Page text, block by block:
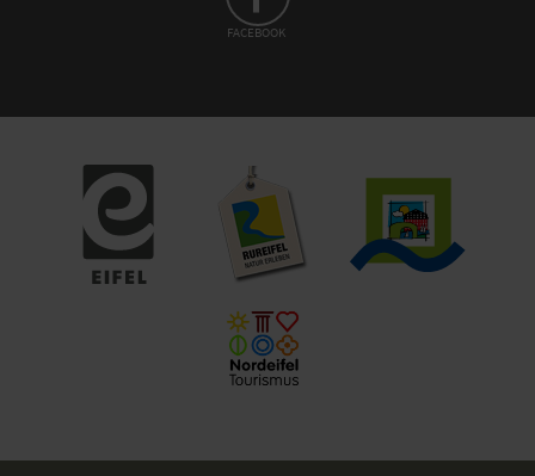
FACEBOOK